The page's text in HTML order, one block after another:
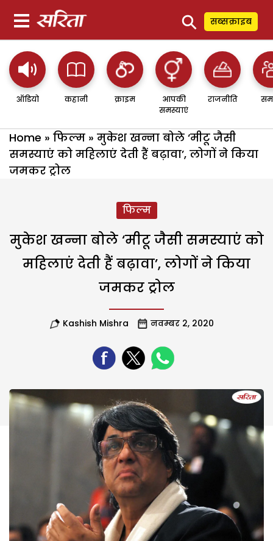
⚲ सब्सक्राइब
ऑडियो कहानी क्राइम
आपकी
समस्याएं
राजनीति
Home » फिल्म » मुकेश खन्ना बोले ‘मीटू जैसी
समस्याएं को महिलाएं देती हैं बढ़ावा’, लोगों ने किया
जमकर ट्रोल
फिल्म
मुकेश खन्ना बोले ‘मीटू जैसी समस्याएं को
महिलाएं देती हैं बढ़ावा’, लोगों ने किया
जमकर ट्रोल
Kashish Mishra नवम्बर 2, 2020